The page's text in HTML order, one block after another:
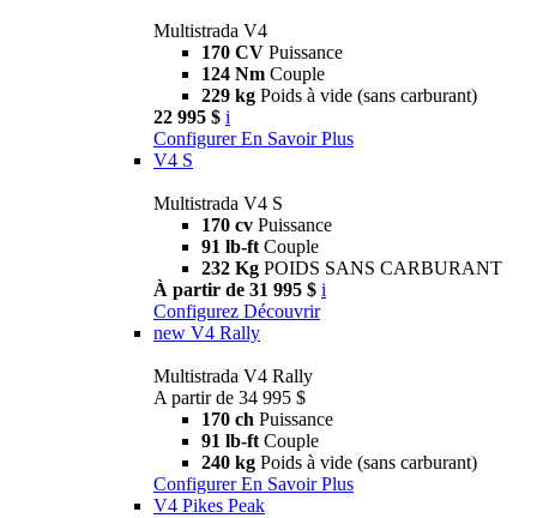
Multistrada V4
170 CV Puissance
124 Nm Couple
229 kg Poids à vide (sans carburant)
22 995 $ i
Configurer En Savoir Plus
V4 S
Multistrada V4 S
170 cv Puissance
91 lb-ft Couple
232 Kg POIDS SANS CARBURANT
À partir de 31 995 $ i
Configurez Découvrir
new V4 Rally
Multistrada V4 Rally
A partir de 34 995 $
170 ch Puissance
91 lb-ft Couple
240 kg Poids à vide (sans carburant)
Configurer En Savoir Plus
V4 Pikes Peak